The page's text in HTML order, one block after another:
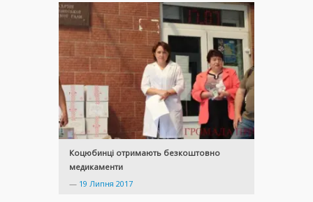
Коцюбинці отримають безкоштовно
медикаменти
— 19 Липня 2017